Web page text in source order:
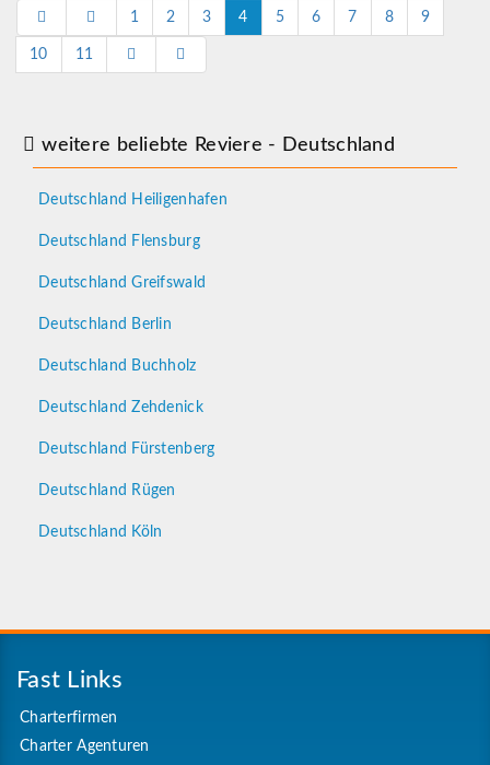
1 2 3 4 5 6 7 8 9
10 11
weitere beliebte Reviere - Deutschland
Deutschland Heiligenhafen
Deutschland Flensburg
Deutschland Greifswald
Deutschland Berlin
Deutschland Buchholz
Deutschland Zehdenick
Deutschland Fürstenberg
Deutschland Rügen
Deutschland Köln
Fast Links
Charterfirmen
Charter Agenturen